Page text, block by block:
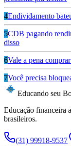
4Endividamento
5CDB pagando
disso
6Vale a pena
7Você precisa
Educando seu
Educação financeira
brasileiros.
(31) 99918-9537